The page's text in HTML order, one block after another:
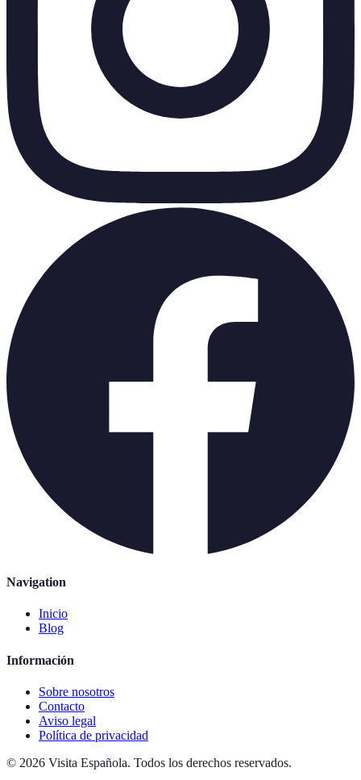
Navigation
Inicio
Blog
Información
Sobre nosotros
Contacto
Aviso legal
Política de privacidad
© 2026 Visita Española. Todos los derechos reservados.